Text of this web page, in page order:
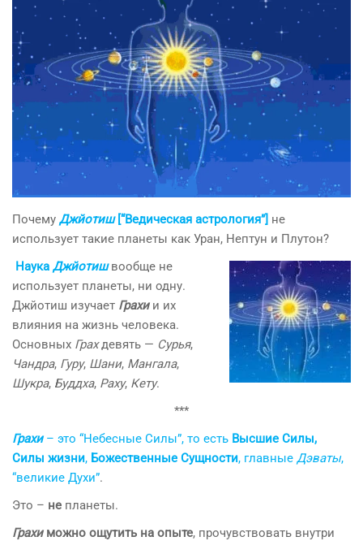
Почему Джйотиш[“Ведическая астрология”] не
использует такие планеты как Уран, Нептун и Плутон?
Наука Джйотишвообще не
использует планеты, ни одну.
Джйотиш изучает Грахии их
влияния на жизнь человека.
Основных Грахдевять — Сурья,
Чандра, Гуру, Шани, Мангала,
Шукра, Буддха, Раху, Кету.
***
Грахи– это “Небесные Силы”, то есть Высшие Силы,
Силы жизни, Божественные Сущности, главные Дэваты,
“великие Духи”.
Это – не планеты.
Грахиможно ощутить на опыте, прочувствовать внутри